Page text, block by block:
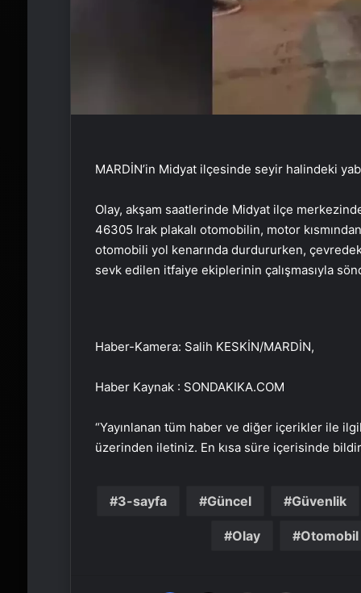
MARDİN’in Midyat ilçesinde seyir halindeki
Olay, akşam saatlerinde Midyat ilçe
46305 Irak plakalı otomobilin, motor
otomobili yol kenarında durdururken,
sevk edilen itfaiye ekiplerinin çalışmasıyla
Haber-Kamera: Salih KESKİN/MARDİN,
Haber Kaynak : SONDAKIKA.COM
“Yayınlanan tüm haber ve diğer içerikler ile
üzerinden iletiniz. En kısa süre içerisinde
3-sayfa Güncel Güvenlik
Olay Otomobil